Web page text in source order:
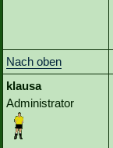
Nach oben
klausa
Administrator